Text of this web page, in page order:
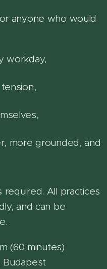
anyone who would
workday,
more grounded, and
All practices
and can be
(60 minutes)
Budapest